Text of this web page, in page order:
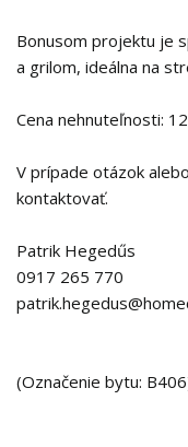
Bonusom projektu je
a grilom, ideálna na
Cena nehnuteľnosti:
V prípade otázok
kontaktovať.
Patrik Hegedűs
0917 265 770
(Označenie bytu: